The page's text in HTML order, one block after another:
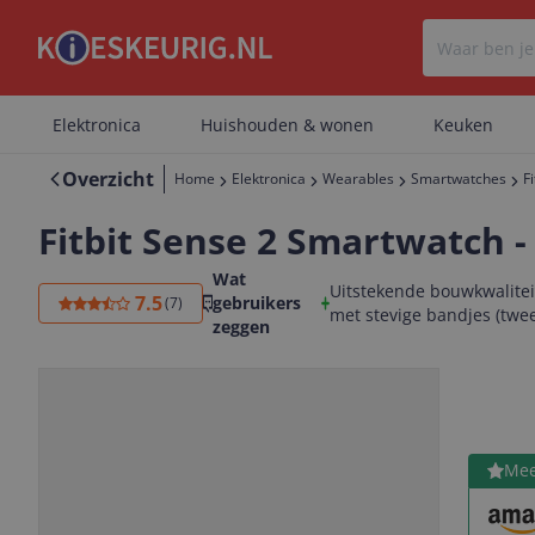
Elektronica Huishouden & wonen Keuken
Overzicht Home Elektronica Wearables Smartwatches
Fitbit Sense 2 Smartwatch
7.5(7)
Wat
gebruikers
zeggen
Uitstekende
met stevige bandjes
Bekijk